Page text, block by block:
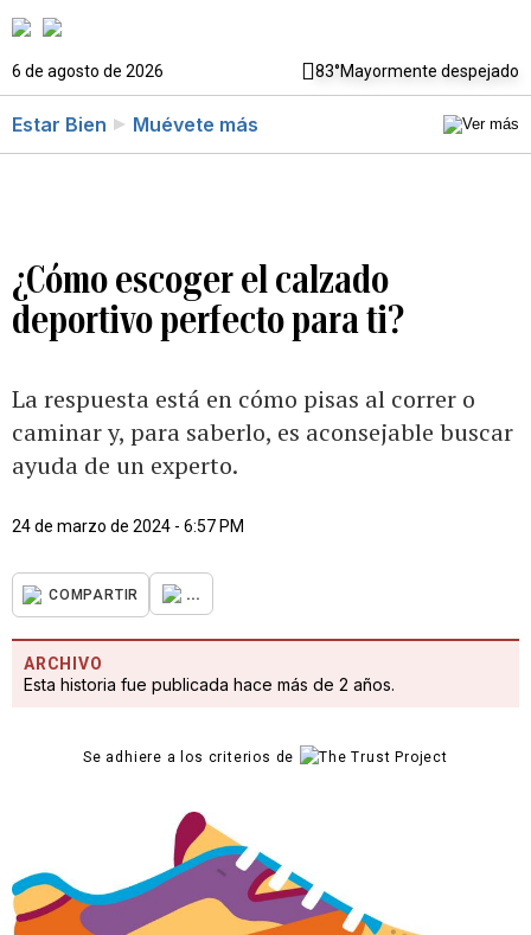
6 de agosto de 2026 83°Mayormente despejado
Estar Bien Muévete más
¿Cómo escoger el calzado
deportivo perfecto para ti?
La respuesta está en cómo pisas al correr o
caminar y, para saberlo, es aconsejable buscar
ayuda de un experto.
24 de marzo de 2024 - 6:57 PM
COMPARTIR ...
ARCHIVO
Esta historia fue publicada hace más de 2 años.
Se adhiere a los criterios de